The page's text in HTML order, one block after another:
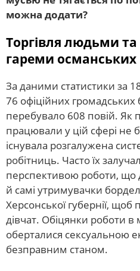
можна додати?
Торгівля людьми
гареми османських
За даними статистики за
76 офіційних громадських
перебувало 608 повій. Як
працювали у цій сфері не
існувала розгалужена
робітниць. Часто їх
перспективою роботи, що
й самі утримувачки
Херсонської губернії,
дівчат. Обіцянки роботи
оберталися сексуальною
безправним станом.